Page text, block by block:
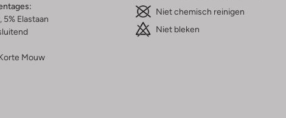
5% Elastaan
Mouw
Niet chemisch reinigen
Niet bleken